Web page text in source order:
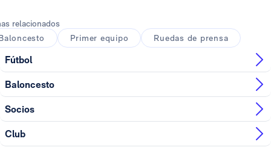
relacionados
Primer equipo Ruedas de prensa
Fútbol
Baloncesto
Socios
Club